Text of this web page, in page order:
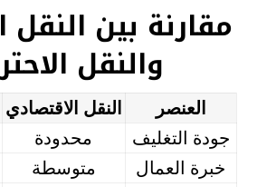
مقارنة بين النقل
والنقل
العنصر النقل الاقتصادي
جودة التغليف
محدودة
خبرة العمال
متوسطة